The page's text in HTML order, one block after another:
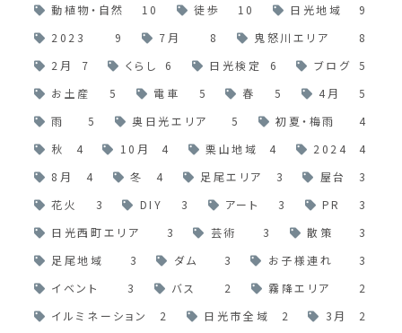
動植物・自然
10 徒歩 10 日光地域
9
2023
9 7月 8 鬼怒川エリア
8
2月
7 くらし 6 日光検定 6 ブログ
5
お土産
5 電車 5 春 5 4月
5
雨
5 奥日光エリア 5 初夏・梅雨
4
秋
4 10月 4 栗山地域 4 2024
4
8月
4 冬 4 足尾エリア 3 屋台
3
花火
3 DIY 3 アート 3 PR
3
日光西町エリア
3 芸術 3 散策
3
足尾地域
3 ダム 3 お子様連れ
3
イベント
3 バス 2 霧降エリア
2
イルミネーション
2 日光市全域 2 3月 2